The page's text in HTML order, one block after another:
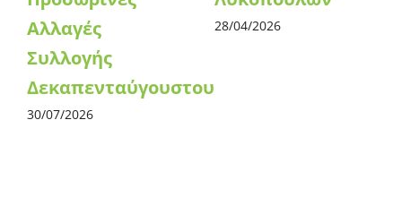
Αλλαγές
Συλλογής
Δεκαπενταύγουστου
30/07/2026
28/04/2026